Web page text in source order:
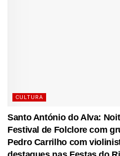
CULTURA
Santo António do Alva:
Festival de Folclore com
Pedro Carrilho com